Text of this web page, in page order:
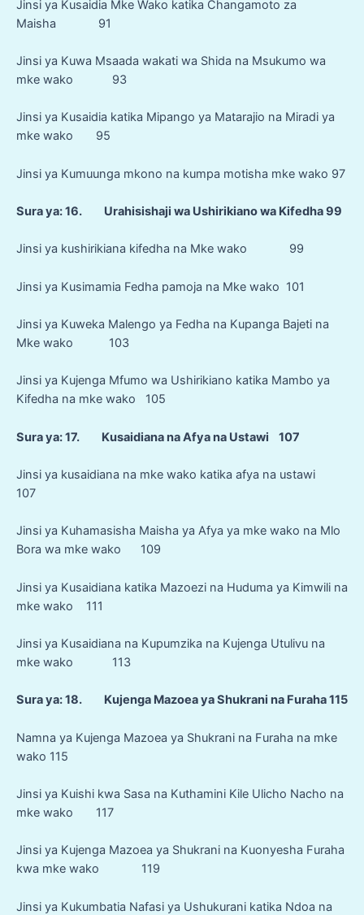
Jinsi ya Kusaidia Mke Wako katika Changamoto za
Maisha 91
Jinsi ya Kuwa Msaada wakati wa Shida na Msukumo wa
mke wako 93
Jinsi ya Kusaidia katika Mipango ya Matarajio na Miradi ya
mke wako 95
Jinsi ya Kumuunga mkono na kumpa motisha mke wako 97
Sura ya: 16. Urahisishaji wa Ushirikiano wa Kifedha 99
Jinsi ya kushirikiana kifedha na Mke wako 99
Jinsi ya Kusimamia Fedha pamoja na Mke wako 101
Jinsi ya Kuweka Malengo ya Fedha na Kupanga Bajeti na
Mke wako 103
Jinsi ya Kujenga Mfumo wa Ushirikiano katika Mambo ya
Kifedha na mke wako 105
Sura ya: 17. Kusaidiana na Afya na Ustawi 107
Jinsi ya kusaidiana na mke wako katika afya na ustawi
107
Jinsi ya Kuhamasisha Maisha ya Afya ya mke wako na Mlo
Bora wa mke wako 109
Jinsi ya Kusaidiana katika Mazoezi na Huduma ya Kimwili na
mke wako 111
Jinsi ya Kusaidiana na Kupumzika na Kujenga Utulivu na
mke wako 113
Sura ya: 18. Kujenga Mazoea ya Shukrani na Furaha 115
Namna ya Kujenga Mazoea ya Shukrani na Furaha na mke
wako 115
Jinsi ya Kuishi kwa Sasa na Kuthamini Kile Ulicho Nacho na
mke wako 117
Jinsi ya Kujenga Mazoea ya Shukrani na Kuonyesha Furaha
kwa mke wako 119
Jinsi ya Kukumbatia Nafasi ya Ushukurani katika Ndoa na